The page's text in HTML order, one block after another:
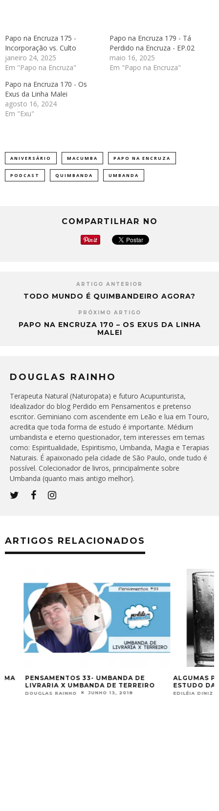
Papo na Encruza 175 -
Incorporação vs. Culto
janeiro 24, 2025
Em "Papo na Encruza"
Papo na Encruza 179 - Tá
Perdido na Encruza - EP.02
maio 16, 2025
Em "Papo na Encruza"
Papo na Encruza 170 - Os
Exus da Linha Malei
agosto 16, 2024
Em "Exu"
ANIVERSÁRIO MACUMBA PAPO NA ENCRUZA
PODCAST QUIMBANDA UMBANDA
COMPARTILHAR NO
ARTIGO ANTERIOR
TODO MUNDO É QUIMBANDEIRO AGORA?
PRÓXIMO ARTIGO
PAPO NA ENCRUZA 170 – OS EXUS DA LINHA
MALEI
DOUGLAS RAINHO
Terapeuta Natural (Naturopata) e futuro Acupunturista,
Idealizador do blog Perdido em Pensamentos e pretenso
escritor. Geminiano com ascendente em Leão e lua em Touro,
acredita que toda forma de estudo é importante. Médium
umbandista e eterno questionador, tem interesses em temas
como: Espiritualidade, Espiritismo, Umbanda, Magia e Terapias
Naturais. É apaixonado pela cidade de São Paulo, onde tudo é
possível. Colecionador de livros, principalmente sobre
Umbanda (quanto mais antigo melhor).
ARTIGOS RELACIONADOS
PENSAMENTOS 33- UMBANDA DE
LIVRARIA X UMBANDA DE TERREIRO
DOUGLAS RAINHO JUNHO 13, 2018
ALGUMAS
ESTUDO DAS
EDILÉIA DINIZ